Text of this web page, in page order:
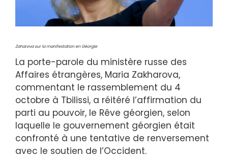
Zaharova sur la manifestation en Géorgie
La porte-parole du ministère russe des
Affaires étrangères, Maria Zakharova,
commentant le rassemblement du 4
octobre à Tbilissi, a réitéré l’affirmation du
parti au pouvoir, le Rêve géorgien, selon
laquelle le gouvernement géorgien était
confronté à une tentative de renversement
avec le soutien de l’Occident.